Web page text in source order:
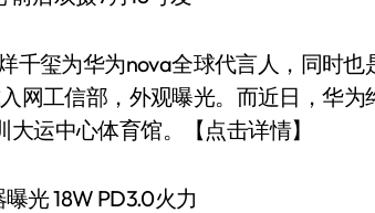
千玺为华为nova全球代言人，同时也
网工信部，外观曝光。而近日，华
大运中心体育馆。【点击详情】
光 18W PD3.0火力